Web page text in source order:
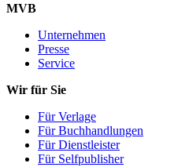
MVB
Unternehmen
Presse
Service
Wir für Sie
Für Verlage
Für Buchhandlungen
Für Dienstleister
Für Selfpublisher